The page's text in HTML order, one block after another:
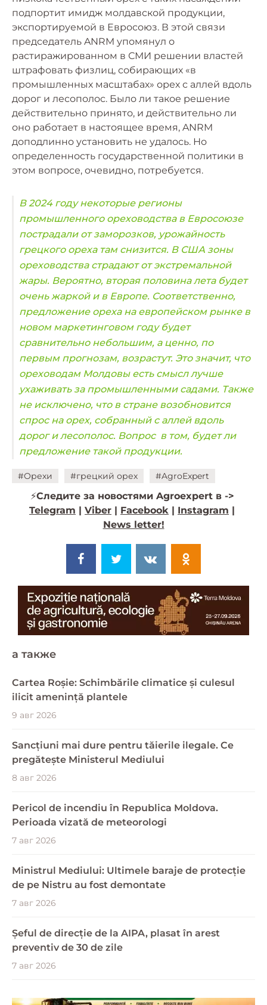
подпортит имидж молдавской продукции,
экспортируемой в Евросоюз. В этой связи
председатель ANRM упомянул о
растиражированном в СМИ решении властей
штрафовать физлиц, собирающих «в
промышленных масштабах» орех с аллей вдоль
дорог и лесополос. Было ли такое решение
действительно принято, и действительно ли
оно работает в настоящее время, ANRM
доподлинно установить не удалось. Но
определенность государственной политики в
этом вопросе, очевидно, потребуется.
В 2024 году некоторые регионы
промышленного ореховодства в Евросоюзе
пострадали от заморозков, урожайность
грецкого ореха там снизится. В США зоны
ореховодства страдают от экстремальной
жары. Вероятно, вторая половина лета будет
очень жаркой и в Европе. Соответственно,
предложение ореха на европейском рынке в
новом маркетинговом году будет
сравнительно небольшим, а ценно, по
первым прогнозам, возрастут. Это значит, что
ореховодам Молдовы есть смысл лучше
ухаживать за промышленными садами. Также
не исключено, что в стране возобновится
спрос на орех, собранный с аллей вдоль
дорог и лесополос. Вопрос в том, будет ли
предложение такой продукции.
#Орехи #грецкий орех #AgroExpert
⚡️Следите за новостями Agroexpert в ->
Telegram | Viber | Facebook | Instagram |
News letter!
a также
Cartea Roșie: Schimbările climatice și culesul
ilicit amenință plantele
9 авг 2026
Sancțiuni mai dure pentru tăierile ilegale. Ce
pregătește Ministerul Mediului
8 авг 2026
Pericol de incendiu în Republica Moldova.
Perioada vizată de meteorologi
7 авг 2026
Ministrul Mediului: Ultimele baraje de protecție
de pe Nistru au fost demontate
7 авг 2026
Șeful de direcție de la AIPA, plasat în arest
preventiv de 30 de zile
7 авг 2026